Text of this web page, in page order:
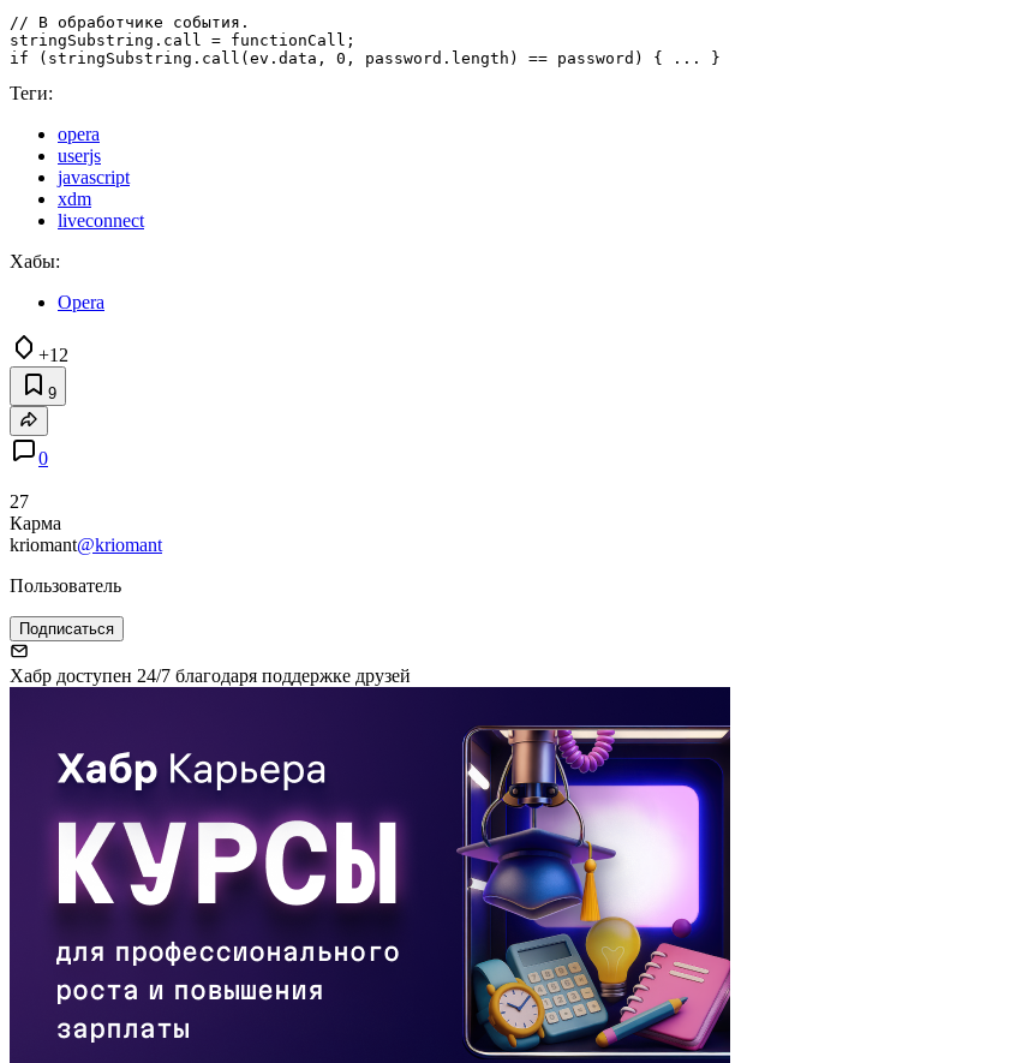
// В обработчике события.
stringSubstring.call = functionCall;
Теги:
opera
userjs
javascript
xdm
liveconnect
Хабы:
Opera
+12
9
0
27
Карма
kriomant@kriomant
Пользователь
Подписаться
Хабр доступен 24/7 благодаря поддержке друзей